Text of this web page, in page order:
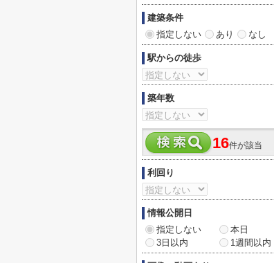
建築条件
指定しない
あり なし
駅からの徒歩
築年数
16件が該当
利回り
情報公開日
指定しない
本日
3日以内
1週間以内